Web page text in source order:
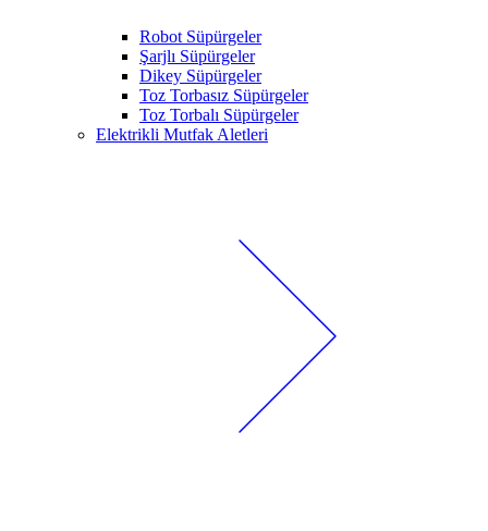
Robot Süpürgeler
Şarjlı Süpürgeler
Dikey Süpürgeler
Toz Torbasız Süpürgeler
Toz Torbalı Süpürgeler
Elektrikli Mutfak Aletleri